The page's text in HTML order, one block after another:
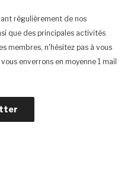
régulièrement de nos
que des principales activités
membres, n'hésitez pas à vous
enverrons en moyenne 1 mail